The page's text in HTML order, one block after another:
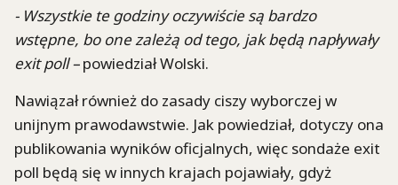
- Wszystkie te godziny oczywiście są bardzo
wstępne, bo one zależą od tego, jak będą napływały
exit poll –powiedział Wolski.
Nawiązał również do zasady ciszy wyborczej w
unijnym prawodawstwie. Jak powiedział, dotyczy ona
publikowania wyników oficjalnych, więc sondaże exit
poll będą się w innych krajach pojawiały, gdyż